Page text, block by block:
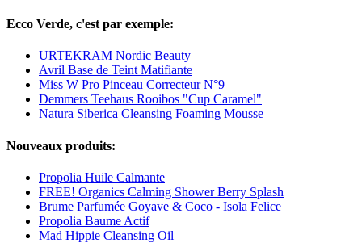
Ecco Verde, c'est par exemple:
URTEKRAM Nordic Beauty
Avril Base de Teint Matifiante
Miss W Pro Pinceau Correcteur N°9
Demmers Teehaus Rooibos "Cup Caramel"
Natura Siberica Cleansing Foaming Mousse
Nouveaux produits:
Propolia Huile Calmante
FREE! Organics Calming Shower Berry Splash
Brume Parfumée Goyave & Coco - Isola Felice
Propolia Baume Actif
Mad Hippie Cleansing Oil